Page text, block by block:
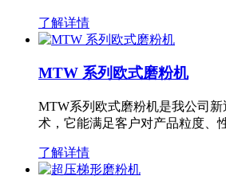
了解详情
MTW 系列欧式磨粉机
MTW系列欧式磨粉机是我公司
术，它能满足客户对产品粒度、
了解详情